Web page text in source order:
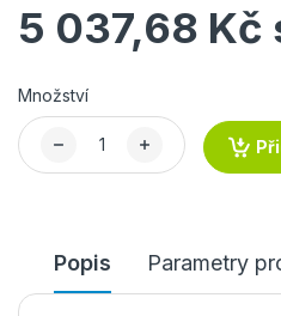
5 037,68 Kč
Množství
Popis Parametry